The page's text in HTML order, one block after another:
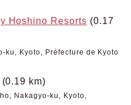
Hoshino Resorts (0.17
ku, Kyoto, Préfecture de Kyoto
(0.19 km)
Nakagyo-ku, Kyoto,